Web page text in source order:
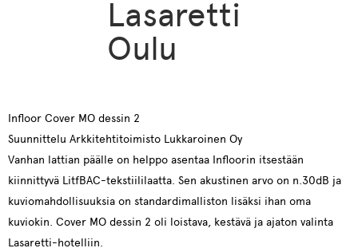
Lasaretti
Oulu
Infloor Cover MO dessin 2
Suunnittelu Arkkitehtitoimisto Lukkaroinen Oy
Vanhan lattian päälle on helppo asentaa Infloorin itsestään
kiinnittyvä LitfBAC-tekstiililaatta. Sen akustinen arvo on n.30dB ja
kuviomahdollisuuksia on standardimalliston lisäksi ihan oma
kuviokin. Cover MO dessin 2 oli loistava, kestävä ja ajaton valinta
Lasaretti-hotelliin.